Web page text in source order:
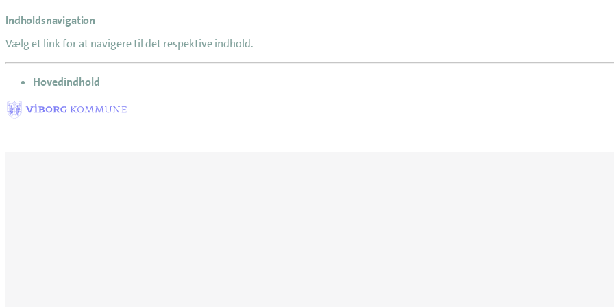
Indholdsnavigation
Vælg et link for at navigere til det respektive indhold.
gå til
Hovedindhold